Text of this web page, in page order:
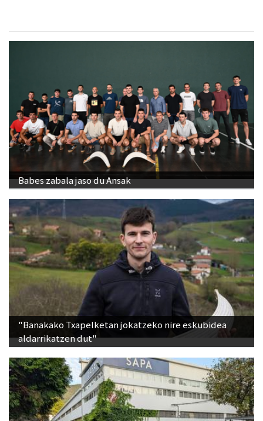
Babes zabala jaso du Ansak
"Banakako Txapelketan jokatzeko nire eskubidea
aldarrikatzen dut"